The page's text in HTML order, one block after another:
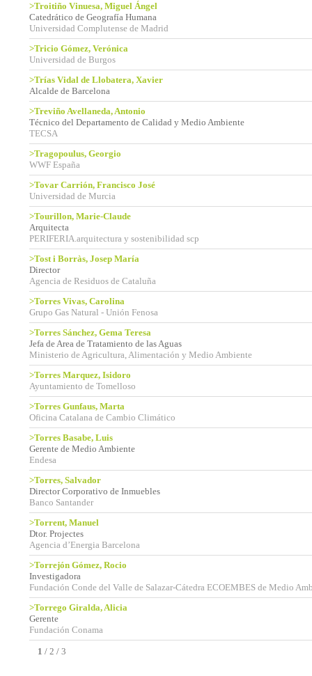
>Troitiño Vinuesa, Miguel Ángel
Catedrático de Geografía Humana
Universidad Complutense de Madrid
>Tricio Gómez, Verónica
Universidad de Burgos
>Trías Vidal de Llobatera, Xavier
Alcalde de Barcelona
>Treviño Avellaneda, Antonio
Técnico del Departamento de Calidad y Medio Ambiente
TECSA
>Tragopoulus, Georgio
WWF España
>Tovar Carrión, Francisco José
Universidad de Murcia
>Tourillon, Marie-Claude
Arquitecta
PERIFERIA.arquitectura y sostenibilidad scp
>Tost i Borràs, Josep María
Director
Agencia de Residuos de Cataluña
>Torres Vivas, Carolina
Grupo Gas Natural - Unión Fenosa
>Torres Sánchez, Gema Teresa
Jefa de Area de Tratamiento de las Aguas
Ministerio de Agricultura, Alimentación y Medio Ambiente
>Torres Marquez, Isidoro
Ayuntamiento de Tomelloso
>Torres Gunfaus, Marta
Oficina Catalana de Cambio Climático
>Torres Basabe, Luis
Gerente de Medio Ambiente
Endesa
>Torres, Salvador
Director Corporativo de Inmuebles
Banco Santander
>Torrent, Manuel
Dtor. Projectes
Agencia d’Energia Barcelona
>Torrejón Gómez, Rocio
Investigadora
Fundación Conde del Valle de Salazar-Cátedra ECOEMBES de Medio
>Torrego Giralda, Alicia
Gerente
Fundación Conama
1 / 2 / 3